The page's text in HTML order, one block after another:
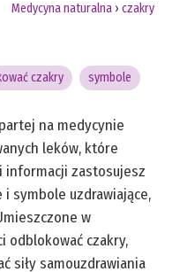
Medycyna naturalna› czakry
czakry symbole
na medycynie
leków, które
informacji zastosujesz
symbole uzdrawiające,
w
odblokować czakry,
siły samouzdrawiania